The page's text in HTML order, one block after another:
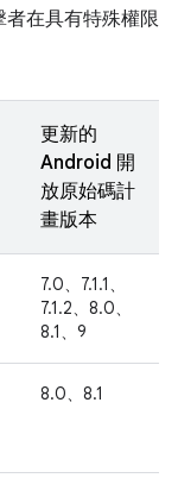
在具有特殊權限
更新的
Android 開
放原始碼計
畫版本
7.0、7.1.1、
7.1.2、8.0、
8.1、9
8.0、8.1